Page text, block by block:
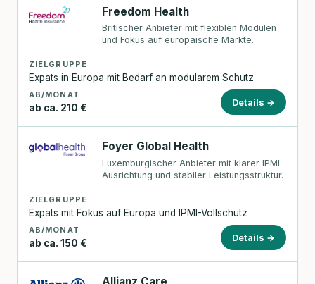
Freedom Health
Britischer Anbieter mit flexiblen Modulen
und Fokus auf europäische Märkte.
ZIELGRUPPE
Expats in Europa mit Bedarf an modularem Schutz
AB/MONAT
ab ca. 210 €
Details →
Foyer Global Health
Luxemburgischer Anbieter mit klarer IPMI-
Ausrichtung und stabiler Leistungsstruktur.
ZIELGRUPPE
Expats mit Fokus auf Europa und IPMI-Vollschutz
AB/MONAT
ab ca. 150 €
Details →